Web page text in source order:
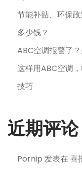
节能补贴、环保
多少钱？
ABC空调报警了
这样用ABC空调
技巧
近期评论
Pornip 发表在喜